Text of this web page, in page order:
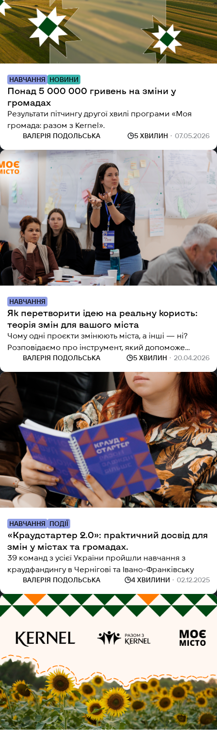
НАВЧАННЯ НОВИНИ
Понад 5 000 000 гривень на зміни у
громадах
Результати пітчингу другої хвилі програми «Моя
громада: разом з Kernel».
ВАЛЕРІЯ ПОДОЛЬСЬКА 5 ХВИЛИН 07.05.2026
НАВЧАННЯ
Як перетворити ідею на реальну користь:
теорія змін для вашого міста
Чому одні проєкти змінюють міста, а інші — ні?
Розповідаємо про інструмент, який допоможе
впровадити системні зміни в громаді.
ВАЛЕРІЯ ПОДОЛЬСЬКА 5 ХВИЛИН 20.04.2026
НАВЧАННЯ ПОДІЇ
«Краудстартер 2.0»: практичний досвід для
змін у містах та громадах.
39 команд з усієї України пройшли навчання з
краудфандингу в Чернігові та Івано-Франківську
ВАЛЕРІЯ ПОДОЛЬСЬКА 4 ХВИЛИНИ 02.12.2025